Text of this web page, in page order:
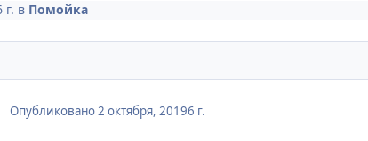
г. в Помойка
Опубликовано 2 октября, 20196 г.